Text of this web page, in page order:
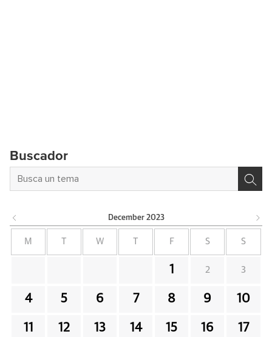
Buscador
December 2023
M W F S S
1 2 3
4 5 6 7 8 9 10
11 12 13 14 15 16 17